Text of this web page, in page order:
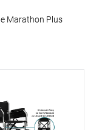
Marathon Plus